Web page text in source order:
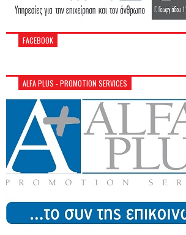
FACEBOOK
ALFA PLUS - PROMOTION SERVICES